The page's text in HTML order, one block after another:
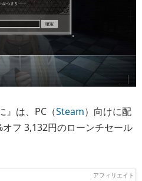
』は、PC（Steam）向けに配
フ 3,132円のローンチセール